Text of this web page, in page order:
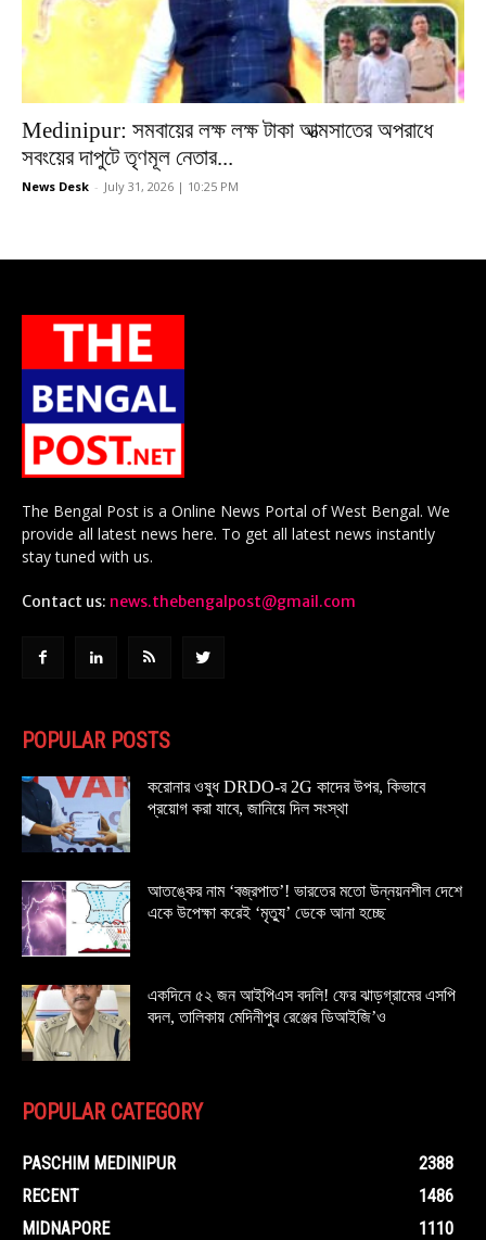
Medinipur: সমবায়ের লক্ষ লক্ষ টাকা আত্মসাতের অপরাধে
সবংয়ের দাপুটে তৃণমূল নেতার...
News Desk - July 31, 2026 | 10:25 PM
The Bengal Post is a Online News Portal of West Bengal. We
provide all latest news here. To get all latest news instantly
stay tuned with us.
Contact us: news.thebengalpost@gmail.com
POPULAR POSTS
করোনার ওষুধ DRDO-র 2G কাদের উপর, কিভাবে
প্রয়োগ করা যাবে, জানিয়ে দিল সংস্থা
আতঙ্কের নাম ‘বজ্রপাত’! ভারতের মতো উন্নয়নশীল দেশে
একে উপেক্ষা করেই ‘মৃত্যু’ ডেকে আনা হচ্ছে
একদিনে ৫২ জন আইপিএস বদলি! ফের ঝাড়গ্রামের এসপি
বদল, তালিকায় মেদিনীপুর রেঞ্জের ডিআইজি’ও
POPULAR CATEGORY
PASCHIM MEDINIPUR
2388
RECENT
1486
MIDNAPORE
1110